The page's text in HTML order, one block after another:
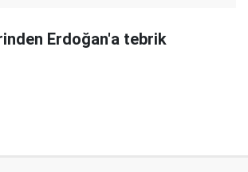
Erdoğan'a tebrik